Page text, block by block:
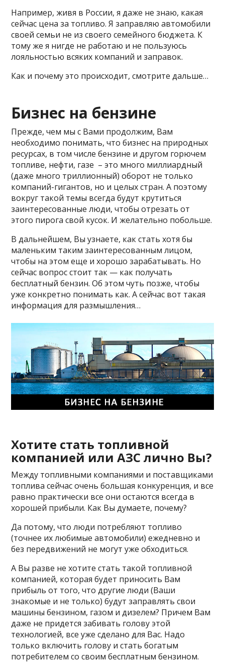
Например, живя в России, я даже не знаю, какая
сейчас цена за топливо. Я заправляю автомобили
своей семьи не из своего семейного бюджета. К
тому же я нигде не работаю и не пользуюсь
лояльностью всяких компаний и заправок.
Как и почему это происходит, смотрите дальше…
Бизнес на бензине
Прежде, чем мы с Вами продолжим, Вам
необходимо понимать, что бизнес на природных
ресурсах, в том числе бензине и другом горючем
топливе, нефти, газе – это много миллиардный
(даже много триллионный) оборот не только
компаний-гигантов, но и целых стран. А поэтому
вокруг такой темы всегда будут крутиться
заинтересованные люди, чтобы отрезать от
этого пирога свой кусок. И желательно побольше.
В дальнейшем, Вы узнаете, как стать хотя бы
маленьким таким заинтересованным лицом,
чтобы на этом еще и хорошо зарабатывать. Но
сейчас вопрос стоит так — как получать
бесплатный бензин. Об этом чуть позже, чтобы
уже конкретно понимать как. А сейчас вот такая
информация для размышления…
Хотите стать топливной
компанией или АЗС лично Вы?
Между топливными компаниями и поставщиками
топлива сейчас очень большая конкуренция, и все
равно практически все они остаются всегда в
хорошей прибыли. Как Вы думаете, почему?
Да потому, что люди потребляют топливо
(точнее их любимые автомобили) ежедневно и
без передвижений не могут уже обходиться.
А Вы разве не хотите стать такой топливной
компанией, которая будет приносить Вам
прибыль от того, что другие люди (Ваши
знакомые и не только) будут заправлять свои
машины бензином, газом и дизелем? Причем Вам
даже не придется забивать голову этой
технологией, все уже сделано для Вас. Надо
только включить голову и стать богатым
потребителем со своим бесплатным бензином.